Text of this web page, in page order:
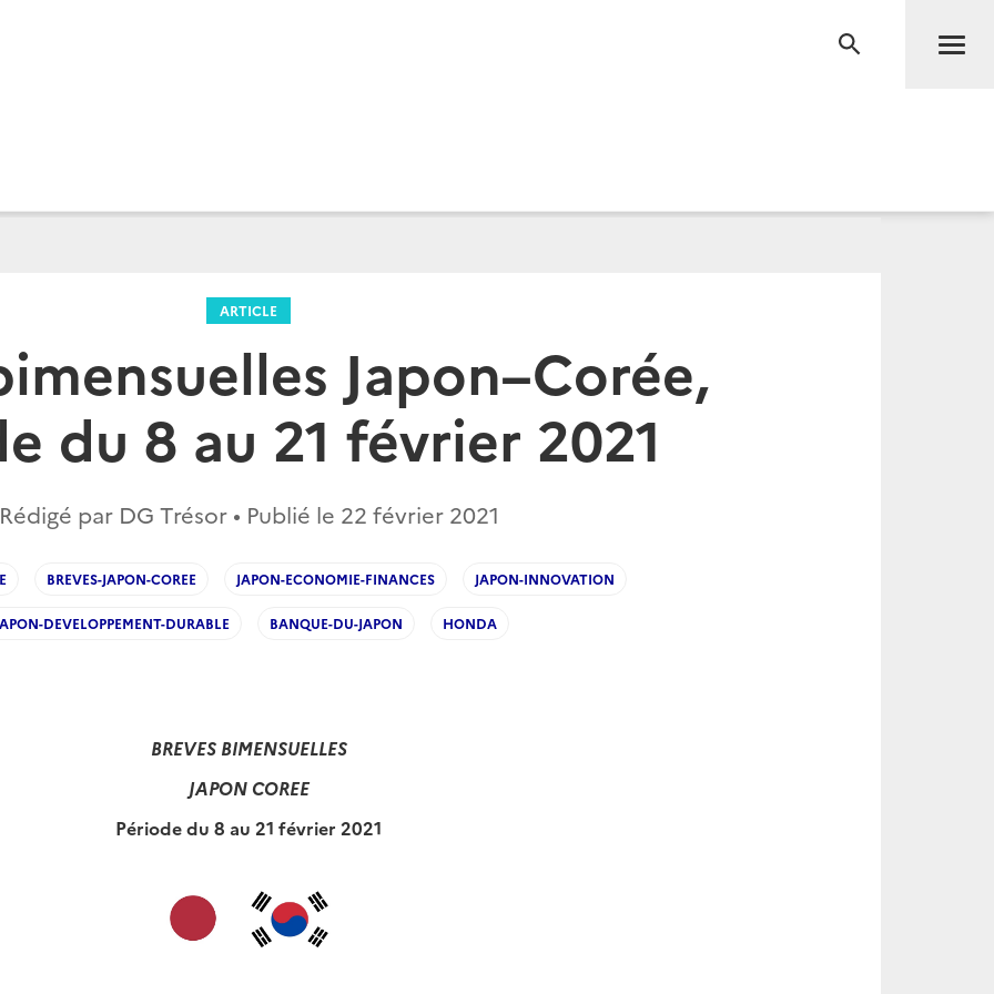
RECHERCHE
ARTICLE
Japon–Corée,
du 8 au 21 février 2021
Rédigé par DG Trésor • Publié le 22 février 2021
BREVES-JAPON-COREE JAPON-ECONOMIE-FINANCES JAPON-INNOVATION
DEVELOPPEMENT-DURABLE BANQUE-DU-JAPON HONDA
BREVES BIMENSUELLES
JAPON COREE
Période du 8 au 21 février 2021